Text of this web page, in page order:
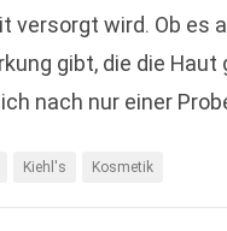
versorgt wird. Ob es
gibt, die die
nach nur einer
Kiehl's Kosmetik